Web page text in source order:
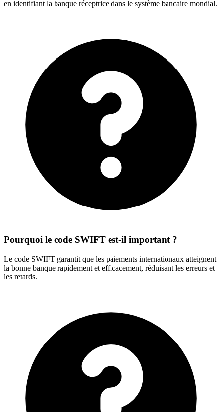
en identifiant la banque réceptrice dans le système bancaire mondial.
Pourquoi le code SWIFT est-il important ?
Le code SWIFT garantit que les paiements internationaux atteignent
la bonne banque rapidement et efficacement, réduisant les erreurs et
les retards.